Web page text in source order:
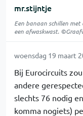
mr.stijntje
Een banaan schillen met
een afwaskwast.
woensdag 19 maart
Bij Eurocircuits
andere
slechts 76 nodig
komma nogiets)